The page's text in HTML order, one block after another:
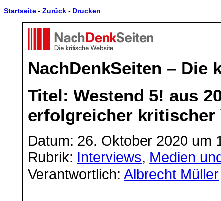
Startseite - Zurück - Drucken
NachDenkSeiten – Die
Titel: Westend 5! aus
erfolgreicher kritischer
Datum: 26. Oktober 2020 um
Rubrik: Interviews, Medien
Verantwortlich:Albrecht Müller